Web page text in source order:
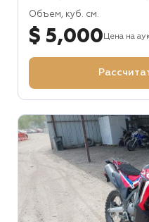
Объем, куб. см.
$ 5,000 Цена на